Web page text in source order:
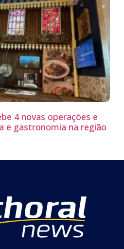
4 novas operações e
e gastronomia na região